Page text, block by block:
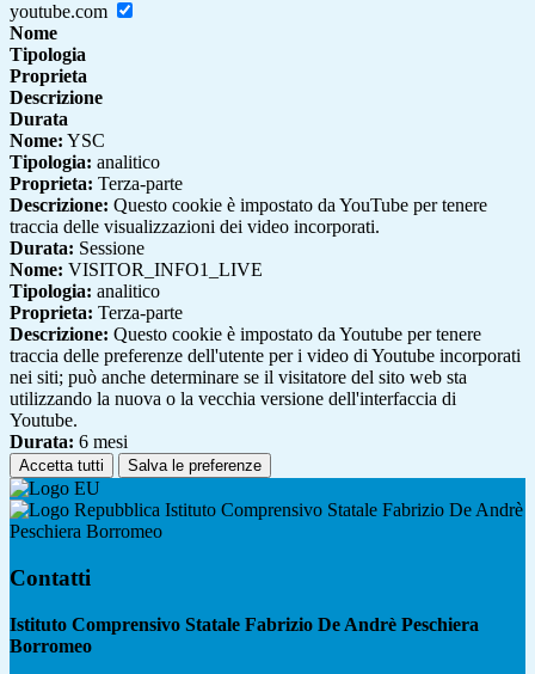
youtube.com
Nome
Tipologia
Proprieta
Descrizione
Durata
Nome: YSC
Tipologia: analitico
Proprieta: Terza-parte
Descrizione: Questo cookie è impostato da YouTube per tenere
traccia delle visualizzazioni dei video incorporati.
Durata: Sessione
Nome: VISITOR_INFO1_LIVE
Tipologia: analitico
Proprieta: Terza-parte
Descrizione: Questo cookie è impostato da Youtube per tenere
traccia delle preferenze dell'utente per i video di Youtube incorporati
nei siti; può anche determinare se il visitatore del sito web sta
utilizzando la nuova o la vecchia versione dell'interfaccia di
Youtube.
Durata: 6 mesi
Accetta tutti Salva le preferenze
Istituto Comprensivo Statale Fabrizio De Andrè
Peschiera Borromeo
Contatti
Istituto Comprensivo Statale Fabrizio De Andrè Peschiera
Borromeo